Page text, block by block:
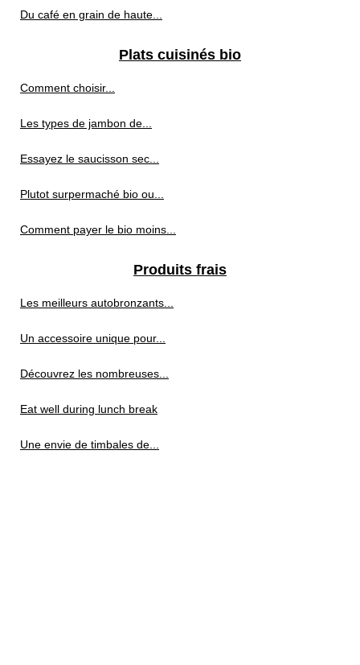
Du café en grain de haute...
Plats cuisinés bio
Comment choisir...
Les types de jambon de...
Essayez le saucisson sec...
Plutot surpermaché bio ou...
Comment payer le bio moins...
Produits frais
Les meilleurs autobronzants...
Un accessoire unique pour...
Découvrez les nombreuses...
Eat well during lunch break
Une envie de timbales de...